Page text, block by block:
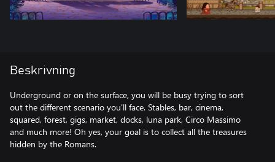
Beskrivning
Underground or on the surface, you will be busy trying to sort
out the different scenario you'll face. Stables, bar, cinema,
squared, forest, gigs, market, docks, luna park, Circo Massimo
and much more! Oh yes, your goal is to collect all the treasures
hidden by the Romans.